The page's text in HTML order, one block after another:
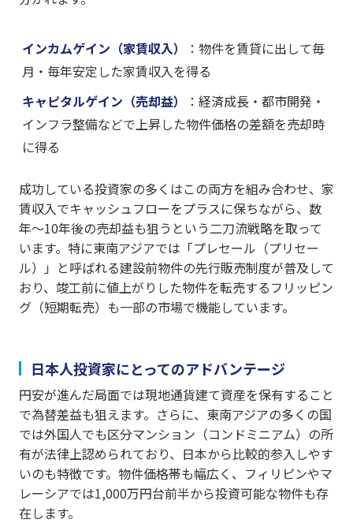
インカムゲイン（家賃収入）
：物件を賃貸に出して毎
月・毎年安定した家賃収入を得る
キャピタルゲイン（売却益）
：経済成長・都市開発・
インフラ整備などで上昇した物件価格の差額を売却時
に得る
成功している投資家の多くはこの両方を組み合わせ、家
賃収入でキャッシュフローをプラスに保ちながら、数
年〜10年後の売却益も狙うという二刀流戦略を取って
います。特に東南アジアでは「プレセール（プリセー
ル）」と呼ばれる建設前物件の先行販売制度が普及して
おり、竣工前に値上がりした物件を転売するフリッピン
グ（短期転売）も一部の市場で機能しています。
日本人投資家にとってのアドバンテージ
円安が進んだ局面では現地通貨建て資産を保有すること
で為替差益も狙えます。さらに、東南アジアの多くの国
では外国人でも区分マンション（コンドミニアム）の所
有が法律上認められており、日本から比較的参入しやす
いのも特徴です。物件価格帯も幅広く、フィリピンやマ
レーシアでは1,000万円台前半から投資可能な物件も存
在します。